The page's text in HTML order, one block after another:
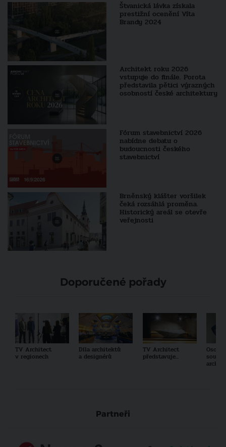
Štvanická lávka získala
prestižní ocenění Víta
Brandy 2024
Architekt roku 2026
vstupuje do finále. Porota
představila pětici výrazných
osobností české architektury
Fórum stavebnictví 2026
nabídne debatu o
budoucnosti českého
stavebnictví
Brněnský klášter voršilek
čeká rozsáhlá proměna.
Historický areál se otevře
veřejnosti
Doporučené pořady
TV Architect
v regionech
Díla architektů
a designérů
TV Architect
představuje...
Partneři